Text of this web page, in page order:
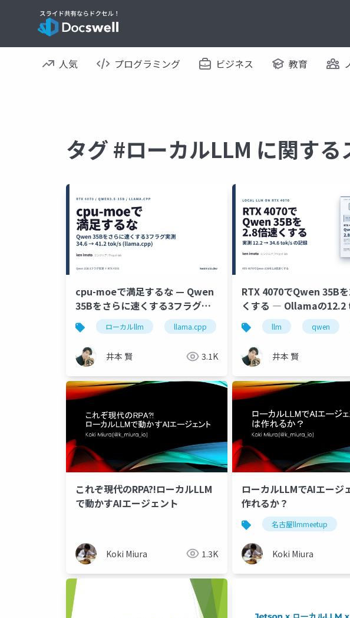
人気 プログラミング ビジネス 教育
タグ #ローカルLLM に関する
cpu-moeで満足するな — Qwen
35Bをさらに速くする3フラグ実
測 (RTX 4070)
ローカルllm llama.cpp rtx4070 qwen
井本 賢 3.1K
RTX 4070でQwen 35B
くする ― Ollamaの
34.6 tok/sに引き上げた
ト
llm qwen
井本 賢
これぞ現代のRPA?!ローカルLLM
で動かすAIエージェント
Koki Miura 1.3K
ローカルLLMでAIエージ
作れるか？
名古屋llmmeetup
Koki Miura